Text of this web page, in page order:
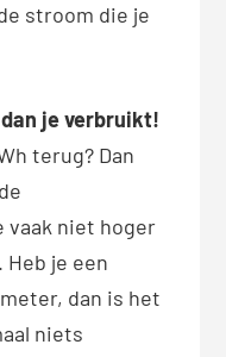
stroom die je
je verbruikt!
terug? Dan
vaak niet hoger
je een
dan is het
niets